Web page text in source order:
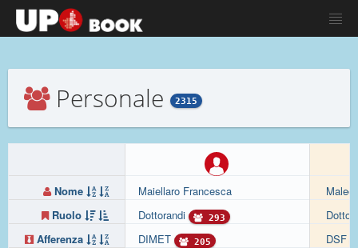
Personale 2315
Nome
Ruolo
Afferenza
Maiellaro Francesca
Dottorandi
293
DIMET 205
DSF